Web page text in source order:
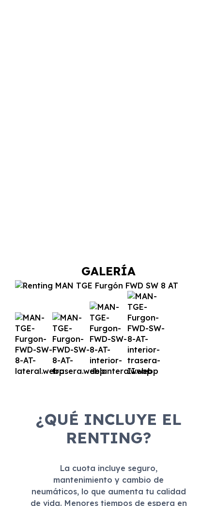
GALERÍA
¿QUÉ INCLUYE EL
RENTING?
La cuota incluye seguro,
mantenimiento y cambio de
neumáticos, lo que aumenta tu calidad
de vida. Menores tiempos de espera en